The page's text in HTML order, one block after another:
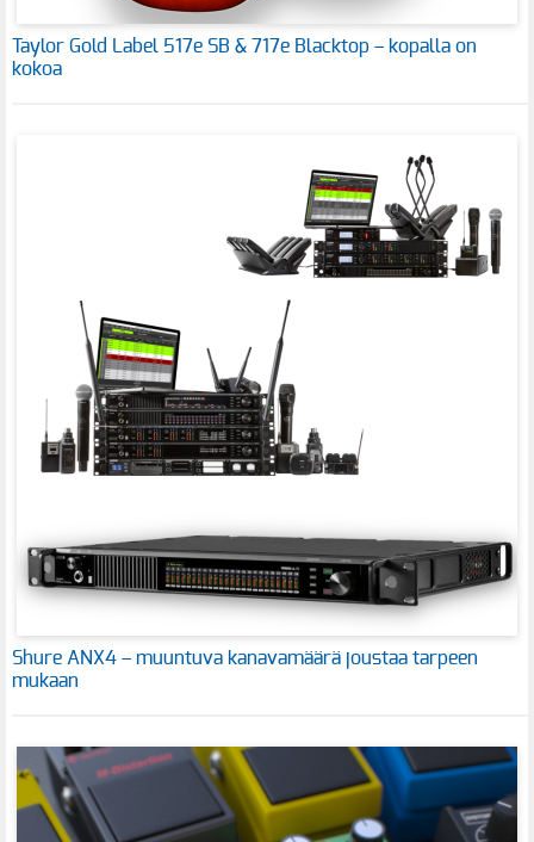
Taylor Gold Label 517e SB & 717e Blacktop – kopalla on
kokoa
Shure ANX4 – muuntuva kanavamäärä joustaa tarpeen
mukaan